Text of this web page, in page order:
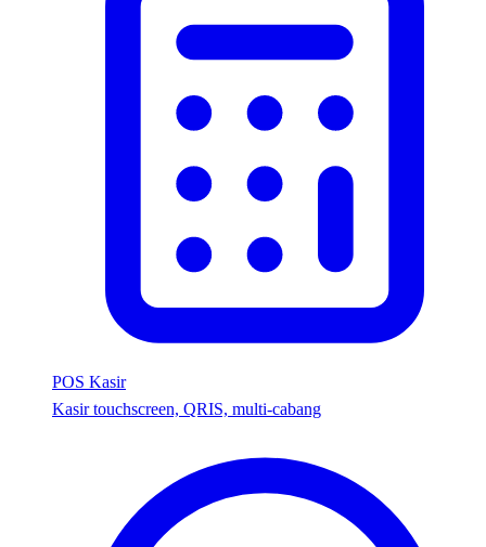
POS Kasir
Kasir touchscreen, QRIS, multi-cabang